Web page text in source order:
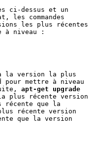
ci-dessus et un
les commandes
les plus récentes
à niveau :
la version la plus
mettre à niveau
apt-get upgrade
plus récente version
que la
récente version
que la version